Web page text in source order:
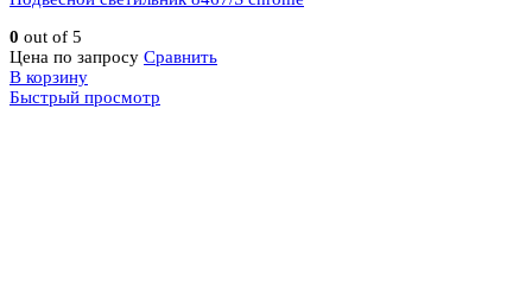
0 out of 5
Цена по запросу Сравнить
В корзину
Быстрый просмотр